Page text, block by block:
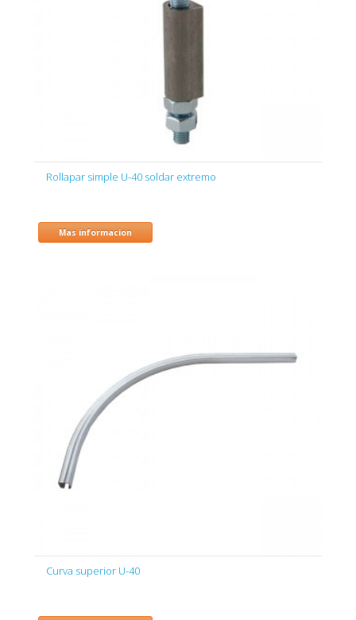
Rollapar simple U-40 soldar extremo
Mas informacion
Curva superior U-40